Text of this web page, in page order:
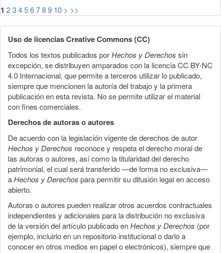
1 23456789 10 > >>
Uso de licencias Creative Commons (CC)
Todos los textos publicados porHechos y Derechos sin
excepción, se distribuyen amparados con la licencia CC BY-NC
4.0 Internacional, que permite a terceros utilizar lo publicado,
siempre que mencionen la autoría del trabajo y la primera
publicación en esta revista. No se permite utilizar el material
con fines comerciales.
Derechos de autoras o autores
De acuerdo con la legislación vigente de derechos de autor
Hechos y Derechos reconoce y respeta el derecho moral de
las autoras o autores, así como la titularidad del derecho
patrimonial, el cual será transferido —de forma no exclusiva—
aHechos y Derechos para permitir su difusión legal en acceso
abierto.
Autoras o autores pueden realizar otros acuerdos contractuales
independientes y adicionales para la distribución no exclusiva
de la versión del artículo publicado enHechos y Derechos (por
ejemplo, incluirlo en un repositorio institucional o darlo a
conocer en otros medios en papel o electrónicos), siempre que